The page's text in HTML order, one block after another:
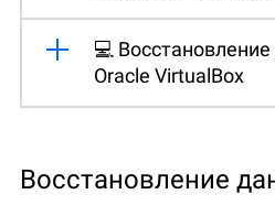
💻
Oracle VirtualBox
Восстановление